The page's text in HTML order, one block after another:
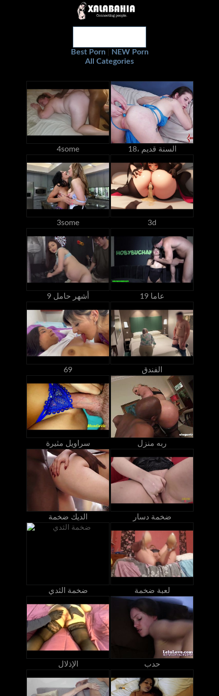
Best Porn
NEW Porn
All Categories
4some 18، السنة قديم
3some 3d
9 أشهر حامل 19 عاما
69 الفندق
سراويل مثيرة ربه منزل
الديك ضخمة ضخمة دسار
ضخمة الثدي لعبة ضخمة
الإذلال حدب